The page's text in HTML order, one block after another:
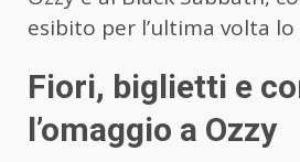
esibito per l’ultima volta
Fiori, biglietti e
l’omaggio a Ozzy